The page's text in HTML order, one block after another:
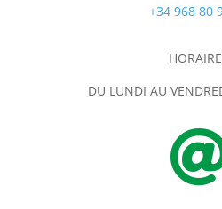
+34 968 80
DU LUNDI AU